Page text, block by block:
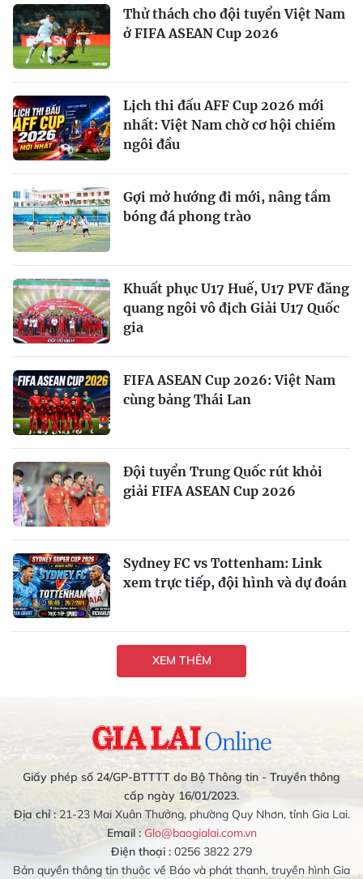
Thử thách cho đội tuyển Việt Nam
ở FIFA ASEAN Cup 2026
Lịch thi đấu AFF Cup 2026 mới
nhất: Việt Nam chờ cơ hội chiếm
ngôi đầu
Gợi mở hướng đi mới, nâng tầm
bóng đá phong trào
Khuất phục U17 Huế, U17 PVF đăng
quang ngôi vô địch Giải U17 Quốc
gia
FIFA ASEAN Cup 2026: Việt Nam
cùng bảng Thái Lan
Đội tuyển Trung Quốc rút khỏi
giải FIFA ASEAN Cup 2026
Sydney FC vs Tottenham: Link
xem trực tiếp, đội hình và dự đoán
XEM THÊM
Giấy phép số 24/GP-BTTTT do Bộ Thông tin - Truyền thông
cấp ngày 16/01/2023.
Địa chỉ :21-23 Mai Xuân Thưởng, phường Quy Nhơn, tỉnh Gia Lai.
Email : Glo@baogialai.com.vn
Điện thoại : 0256 3822 279
Bản quyền thông tin thuộc về Báo và phát thanh, truyền hình Gia